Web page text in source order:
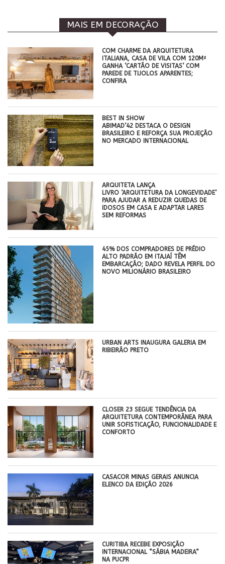
MAIS EM DECORAÇÃO
COM CHARME DA ARQUITETURA
ITALIANA, CASA DE VILA COM 120M²
GANHA ‘CARTÃO DE VISITAS’ COM
PAREDE DE TIJOLOS APARENTES;
CONFIRA
BEST IN SHOW
ABIMAD’42 DESTACA O DESIGN
BRASILEIRO E REFORÇA SUA PROJEÇÃO
NO MERCADO INTERNACIONAL
ARQUITETA LANÇA
LIVRO ‘ARQUITETURA DA LONGEVIDADE’
PARA AJUDAR A REDUZIR QUEDAS DE
IDOSOS EM CASA E ADAPTAR LARES
SEM REFORMAS
45% DOS COMPRADORES DE PRÉDIO
ALTO PADRÃO EM ITAJAÍ TÊM
EMBARCAÇÃO; DADO REVELA PERFIL DO
NOVO MILIONÁRIO BRASILEIRO
​URBAN ARTS INAUGURA GALERIA EM
RIBEIRÃO PRETO
CLOSER 23 SEGUE TENDÊNCIA DA
ARQUITETURA CONTEMPORÂNEA PARA
UNIR SOFISTICAÇÃO, FUNCIONALIDADE E
CONFORTO
CASACOR MINAS GERAIS ANUNCIA
ELENCO DA EDIÇÃO 2026
CURITIBA RECEBE EXPOSIÇÃO
INTERNACIONAL “SÁBIA MADEIRA”
NA PUCPR